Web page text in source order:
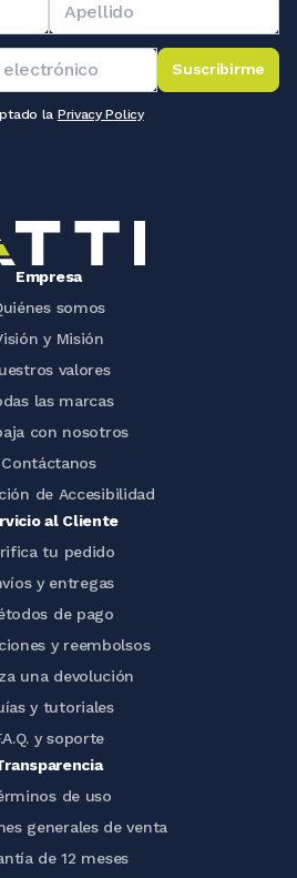
Suscribirme
la Privacy Policy
Empresa
somos
y Misión
valores
las marcas
con nosotros
Contáctanos
de Accesibilidad
al Cliente
tu pedido
y entregas
de pago
y reembolsos
una devolución
y tutoriales
y soporte
de uso
generales de venta
de 12 meses